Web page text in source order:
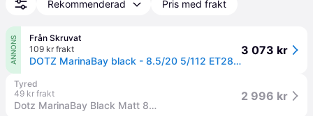
Rekommenderad Pris med frakt
ANNONS
Från Skruvat
109 kr frakt
DOTZ MarinaBay black - 8.5/20 5/112 ET28 B70.1
3 073 kr
Tyred
49 kr frakt
Dotz MarinaBay Black Matt 8,5X20 5/112 ET28 CB70,1
2 996 kr